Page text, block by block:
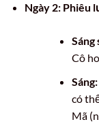
Ngày 2: Phiêu
Sáng
Cô
Sáng:
có
Mã